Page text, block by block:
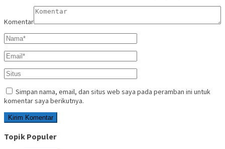
Komentar
Simpan nama, email, dan situs web saya pada peramban ini untuk
komentar saya berikutnya.
Topik Populer